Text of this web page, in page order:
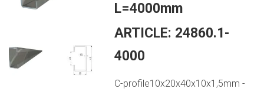
L=4000mm
ARTICLE: 24860.1-
4000
C-profile10x20x40x10x1,5mm -